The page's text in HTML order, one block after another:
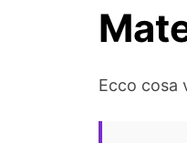
Ecco cosa